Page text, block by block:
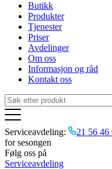
Butikk
Produkter
Tjenester
Priser
Avdelinger
Om oss
Informasjon og råd
Kontakt oss
Serviceavdeling: 21 56 46
for sesongen
Følg oss på
Serviceavdeling